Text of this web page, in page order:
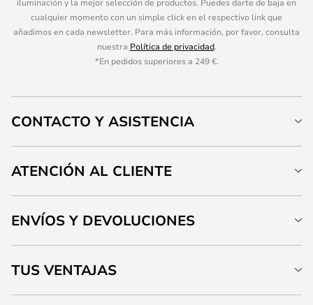
cualquier momento con un simple click en el respectivo link que
añadimos en cada newsletter. Para más información, por favor, consulta
nuestra Política de privacidad.
*En pedidos superiores a 249 €.
CONTACTO Y ASISTENCIA
ATENCIÓN AL CLIENTE
ENVÍOS Y DEVOLUCIONES
TUS VENTAJAS